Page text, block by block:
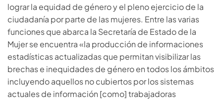
lograr la equidad de género y el pleno ejercicio de la
ciudadanía por parte de las mujeres. Entre las varias
funciones que abarca la Secretaría de Estado de la
Mujer se encuentra «la producción de informaciones
estadísticas actualizadas que permitan visibilizar las
brechas e inequidades de género en todos los ámbitos
incluyendo aquellos no cubiertos por los sistemas
actuales de información [como] trabajadoras